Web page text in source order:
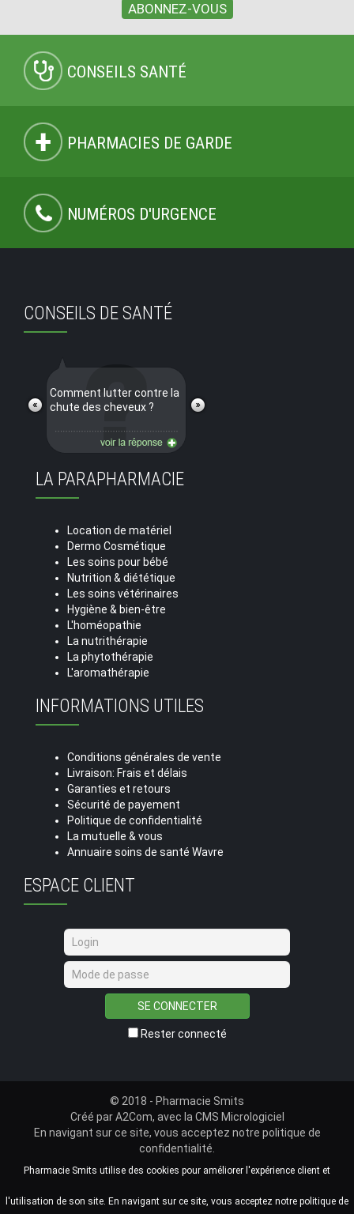
ABONNEZ-VOUS
CONSEILS SANTÉ
PHARMACIES DE GARDE
NUMÉROS D'URGENCE
CONSEILS DE SANTÉ
Comment lutter contre la
chute des cheveux ?
Pharmacie Smits utilise des cookies pour améliorer l'expérience client et
l'utilisation de son site. En navigant sur ce site, vous acceptez notre politique de
LA PARAPHARMACIE
Location de matériel
Dermo Cosmétique
Les soins pour bébé
Nutrition & diététique
Les soins vétérinaires
Hygiène & bien-être
L'homéopathie
La nutrithérapie
La phytothérapie
L'aromathérapie
INFORMATIONS UTILES
Conditions générales de vente
Livraison: Frais et délais
Garanties et retours
Sécurité de payement
Politique de confidentialité
La mutuelle & vous
Annuaire soins de santé Wavre
ESPACE CLIENT
SE CONNECTER
Rester connecté
© 2018 - Pharmacie Smits
Créé parA2Com, avec la CMS Micrologiciel
En navigant sur ce site, vous acceptez notre politique de
confidentialité